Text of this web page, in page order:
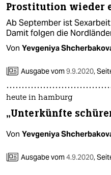
Prostitution wieder
Ab September ist
Damit folgen die
Von Yevgeniya
Ausgabe vom9.9.2020,
heute in hamburg
„Unterkünfte
Von Yevgeniya
Ausgabe vom4.9.2020,